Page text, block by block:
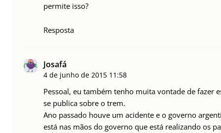
permite isso?
Resposta
Josafá
4 de junho de 2015 11:58
Pessoal, eu também tenho muita vontade de fazer
se publica sobre o trem.
Ano passado houve um acidente e o governo
está nas mãos do governo que está realizando os